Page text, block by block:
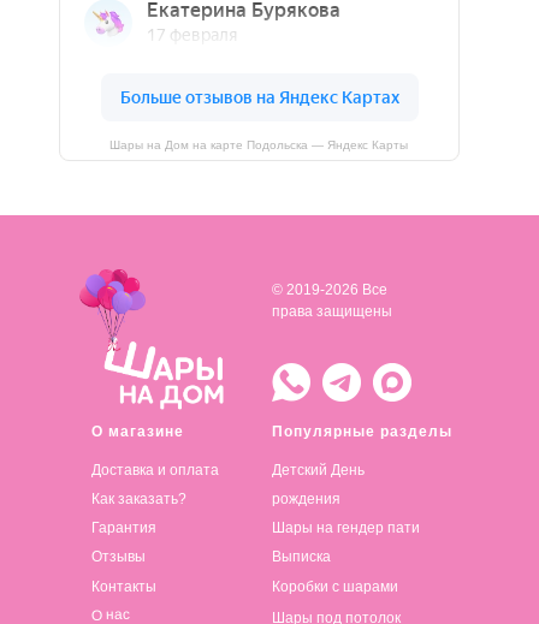
Шары на Дом на карте Подольска — Яндекс Карты
О магазине
Доставка и оплата
Популярные разделы
Детский День
рождения
© 2019-2026 Все
права защищены
Как заказать?
Гарантия
Отзывы
Контакты
О нас
Шары на гендер пати
Выписка
Коробки с шарами
Шары под потолок